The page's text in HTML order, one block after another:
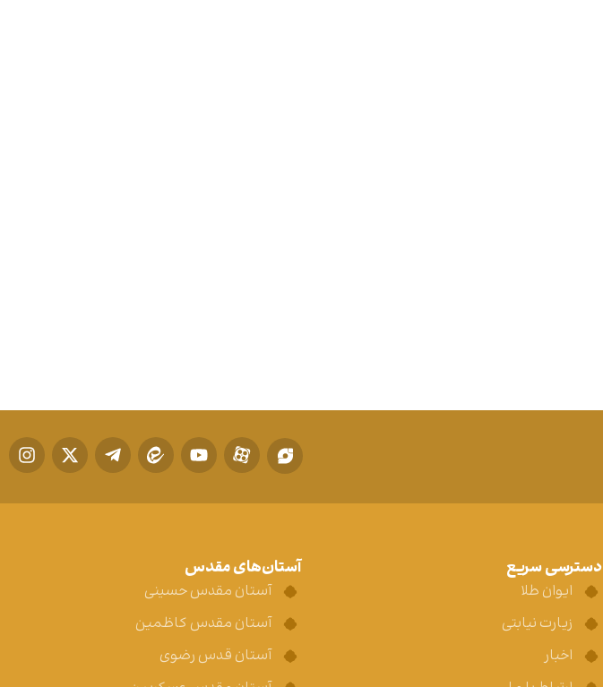
دسترسی سریع
ایوان طلا
زیارت نیابتی
اخبار
آستان‌های مقدس
آستان مقدس حسینی
آستان مقدس کاظمین
آستان قدس رضوی